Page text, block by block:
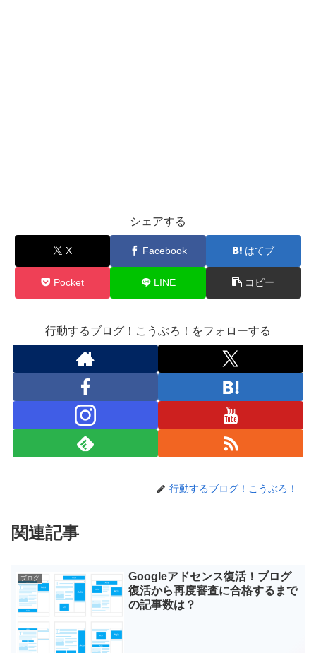
シェアする
X Facebook はてブ
Pocket LINE コピー
行動するブログ！こうぶろ！をフォローする
行動するブログ！こうぶろ！
関連記事
ブログ
Googleアドセンス復活！ブログ
復活から再度審査に合格するまで
の記事数は？